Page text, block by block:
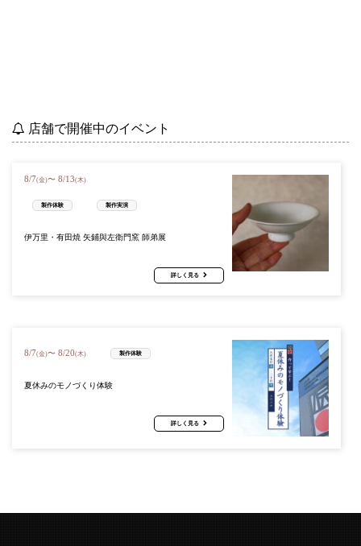
店舗で開催中のイベント
8/7(金)〜 8/13(木)
製作体験 製作実演
伊万里・有田焼 矢鋪與左衛門窯 師弟展
詳しく見る
8/7(金)〜 8/20(木) 製作体験
夏休みのモノづくり体験
詳しく見る